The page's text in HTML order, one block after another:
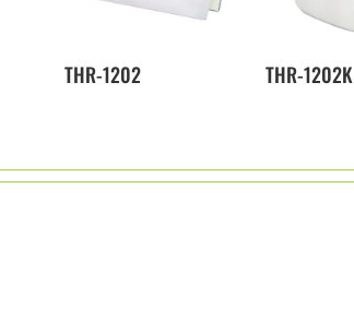
THR-1202 THR-1202K